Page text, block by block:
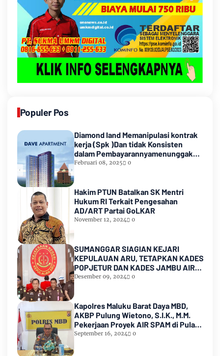
Populer Pos
Diamond land Memanipulasi kontrak
kerja (Spk )Dan tidak Konsisten
dalam Pembayarannyamenunggak
sampai hampir satu tahun
Februari 08, 2025 0
Hakim PTUN Batalkan SK Mentri
Hukum RI Terkait Pengesahan
AD/ART Partai GoLKAR
November 12, 2024 0
SUMANGGAR SIAGIAN KEJARI
KEPULAUAN ARU, TETAPKAN KADES
POPJETUR DAN KADES JAMBU AIR
SEBAGAI TERSANGKA ( TSK )
ADD dan DD TA 2016 - 2021
Desember 09, 2024 0
Kapolres Maluku Barat Daya MBD,
AKBP Pulung Wietono, S.I.K., M.M.
Pekerjaan Proyek AIR SPAM di Pulau
Marsela Sementara Ditangani Oleh
September 16, 2024 0